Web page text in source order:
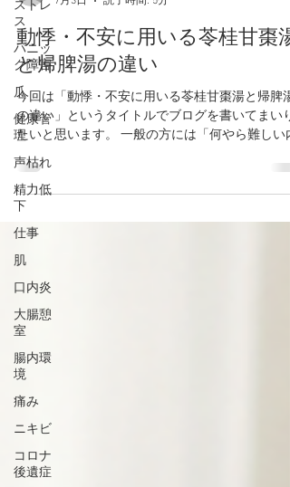
ストレ
ス
パニッ
ク障害
爪
健康管
理
声枯れ
精力低
下
仕事
肌
口内炎
大腸憩
室
腸内環
境
痛み
ニキビ
コロナ
後遺症
みやわき健康薬局 宮脇 崇
7月3日
読了時間: 5分
動悸・不安に用いる苓桂甘棗湯
と帰脾湯の違い
今回は「動悸・不安に用いる苓桂甘棗湯と帰脾湯
の違い」というタイトルでブログを書いてまいり
たいと思います。 一般の方には「何やら難しい内
容だな…」と感じると思いますが、専門用語をか
砕き、分かりやすくご説明させていただきますの
でぜひ最後までお読みくださいませ。